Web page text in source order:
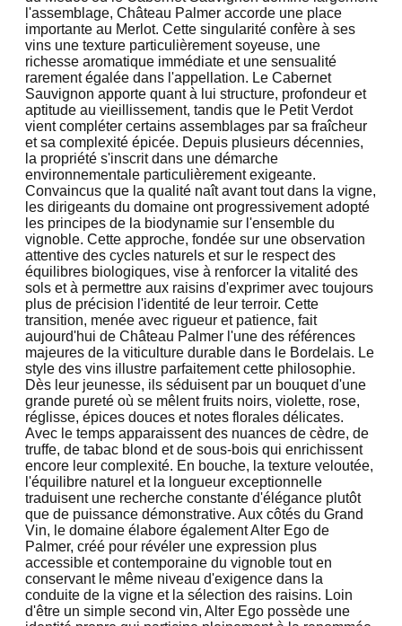
l'assemblage, Château Palmer accorde une place
importante au Merlot. Cette singularité confère à ses
vins une texture particulièrement soyeuse, une
richesse aromatique immédiate et une sensualité
rarement égalée dans l'appellation. Le Cabernet
Sauvignon apporte quant à lui structure, profondeur et
aptitude au vieillissement, tandis que le Petit Verdot
vient compléter certains assemblages par sa fraîcheur
et sa complexité épicée. Depuis plusieurs décennies,
la propriété s'inscrit dans une démarche
environnementale particulièrement exigeante.
Convaincus que la qualité naît avant tout dans la vigne,
les dirigeants du domaine ont progressivement adopté
les principes de la biodynamie sur l'ensemble du
vignoble. Cette approche, fondée sur une observation
attentive des cycles naturels et sur le respect des
équilibres biologiques, vise à renforcer la vitalité des
sols et à permettre aux raisins d'exprimer avec toujours
plus de précision l'identité de leur terroir. Cette
transition, menée avec rigueur et patience, fait
aujourd'hui de Château Palmer l'une des références
majeures de la viticulture durable dans le Bordelais. Le
style des vins illustre parfaitement cette philosophie.
Dès leur jeunesse, ils séduisent par un bouquet d'une
grande pureté où se mêlent fruits noirs, violette, rose,
réglisse, épices douces et notes florales délicates.
Avec le temps apparaissent des nuances de cèdre, de
truffe, de tabac blond et de sous-bois qui enrichissent
encore leur complexité. En bouche, la texture veloutée,
l'équilibre naturel et la longueur exceptionnelle
traduisent une recherche constante d'élégance plutôt
que de puissance démonstrative. Aux côtés du Grand
Vin, le domaine élabore également Alter Ego de
Palmer, créé pour révéler une expression plus
accessible et contemporaine du vignoble tout en
conservant le même niveau d'exigence dans la
conduite de la vigne et la sélection des raisins. Loin
d'être un simple second vin, Alter Ego possède une